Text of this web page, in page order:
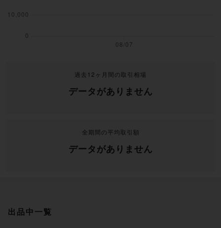
過去12ヶ月間の取引相場
データがありません
全期間の平均取引額
データがありません
出品中一覧